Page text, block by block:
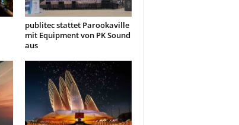
publitec stattet Parookaville
mit Equipment von PK Sound
aus